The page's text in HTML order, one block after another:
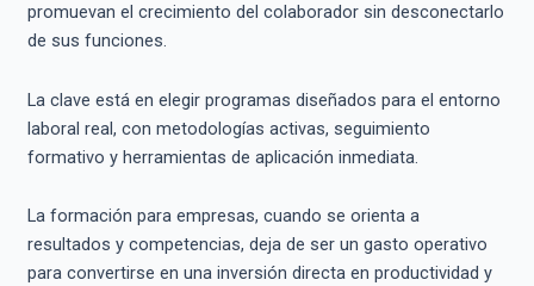
promuevan el crecimiento del colaborador sin desconectarlo
de sus funciones.
La clave está en elegir programas diseñados para el entorno
laboral real, con metodologías activas, seguimiento
formativo y herramientas de aplicación inmediata.
La formación para empresas, cuando se orienta a
resultados y competencias, deja de ser un gasto operativo
para convertirse en una inversión directa en productividad y